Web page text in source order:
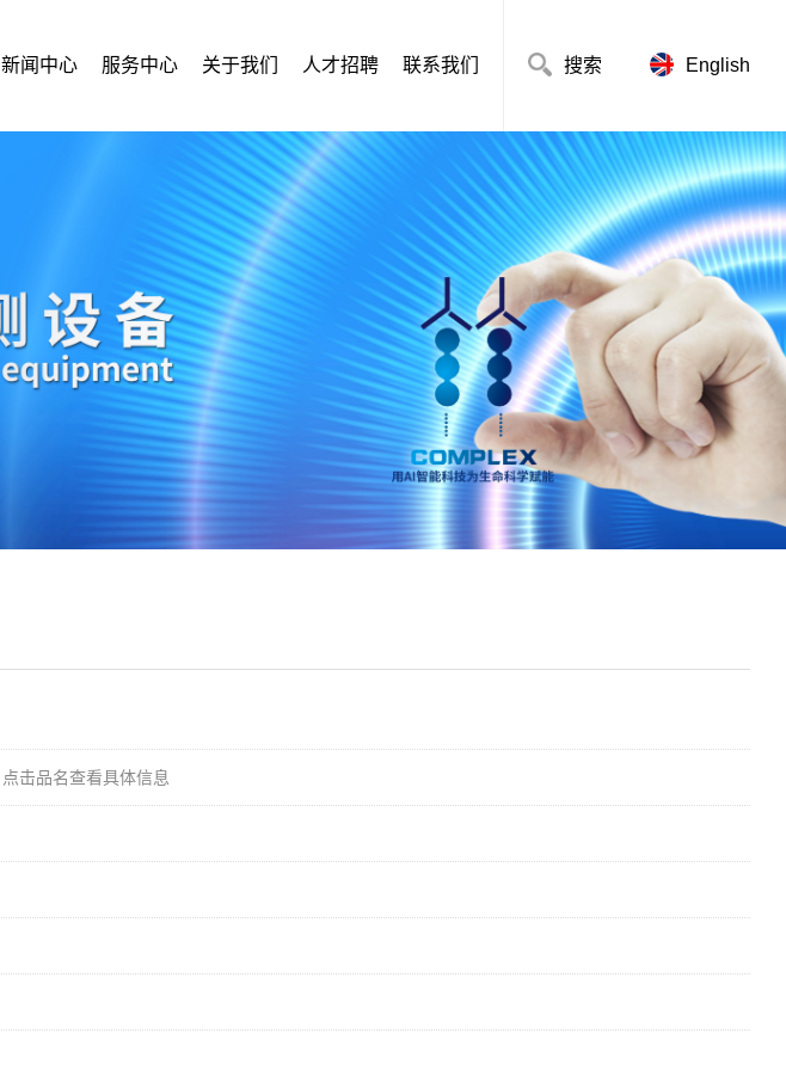
新闻中心 服务中心 关于我们 人才招聘 联系我们 搜索 English
点击品名查看具体信息